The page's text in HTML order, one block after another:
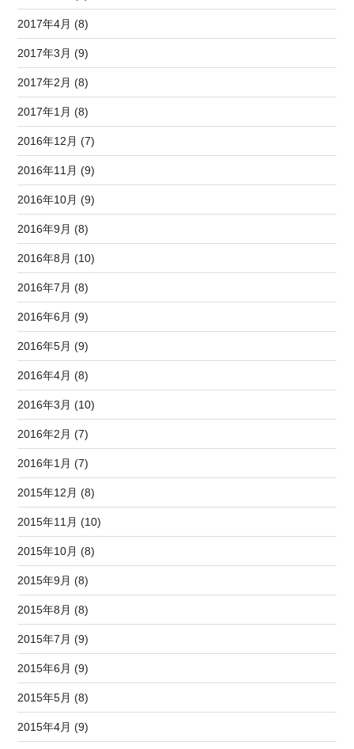
2017年4月 (8)
2017年3月 (9)
2017年2月 (8)
2017年1月 (8)
2016年12月 (7)
2016年11月 (9)
2016年10月 (9)
2016年9月 (8)
2016年8月 (10)
2016年7月 (8)
2016年6月 (9)
2016年5月 (9)
2016年4月 (8)
2016年3月 (10)
2016年2月 (7)
2016年1月 (7)
2015年12月 (8)
2015年11月 (10)
2015年10月 (8)
2015年9月 (8)
2015年8月 (8)
2015年7月 (9)
2015年6月 (9)
2015年5月 (8)
2015年4月 (9)